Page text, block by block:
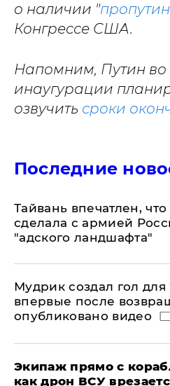
о наличии "
Конгрессе США.
Напомним, Путин во
инаугурации
озвучить сроки
Последние
Тайвань впечатлен,
сделала с армией
"адского ландшафта"
Мудрик создал гол
впервые после
опубликовано видео
Экипаж прямо с
как дрон ВСУ